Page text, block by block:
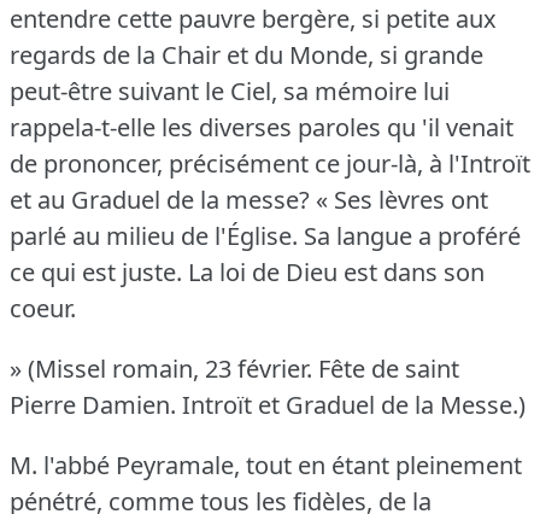
entendre cette pauvre bergère, si petite aux
regards de la Chair et du Monde, si grande
peut-être suivant le Ciel, sa mémoire lui
rappela-t-elle les diverses paroles qu 'il venait
de prononcer, précisément ce jour-là, à l'Introït
et au Graduel de la messe? « Ses lèvres ont
parlé au milieu de l'Église. Sa langue a proféré
ce qui est juste. La loi de Dieu est dans son
coeur.
» (Missel romain, 23 février. Fête de saint
Pierre Damien. Introït et Graduel de la Messe.)
M. l'abbé Peyramale, tout en étant pleinement
pénétré, comme tous les fidèles, de la